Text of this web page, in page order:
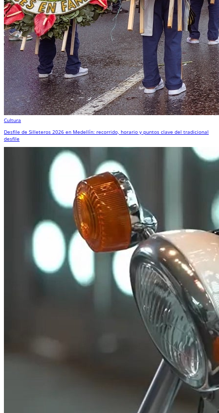
Cultura
Desfile de Silleteros 2026 en Medellín: recorrido, horario y puntos clave del tradicional
desfile